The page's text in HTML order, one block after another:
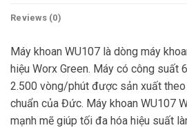
Reviews (0)
Máy khoan WU107 là dòng máy
hiệu Worx Green. Máy có công suất
2.500 vòng/phút được sản xuất
chuẩn của Đức. Máy khoan WU107
mạnh mẽ giúp tối đa hóa hiệu suất